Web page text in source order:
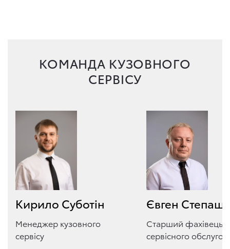
КОМАНДА КУЗОВНОГО
СЕРВІСУ
Кирило Суботін
Менеджер кузовного
сервісу
Євген
Старший фахівець з
сервісного